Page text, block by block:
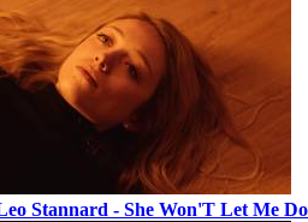
Stannard - She Won'T Let Me